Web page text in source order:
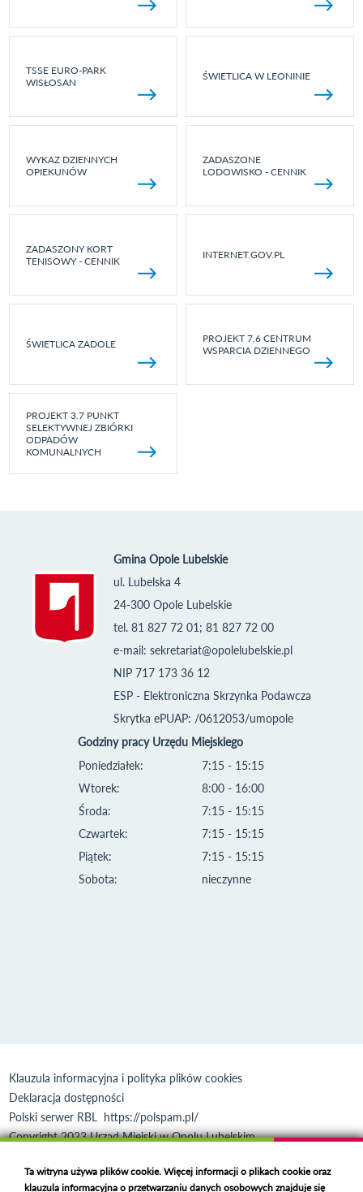
TSSE EURO-PARK
WISŁOSAN
ŚWIETLICA W LEONINIE
WYKAZ DZIENNYCH
OPIEKUNÓW
ZADASZONE
LODOWISKO - CENNIK
ZADASZONY KORT
TENISOWY - CENNIK
INTERNET.GOV.PL
ŚWIETLICA ZADOLE
PROJEKT 7.6 CENTRUM
WSPARCIA DZIENNEGO
PROJEKT 3.7 PUNKT
SELEKTYWNEJ ZBIÓRKI
ODPADÓW
KOMUNALNYCH
Gmina Opole Lubelskie
ul. Lubelska 4
24-300 Opole Lubelskie
tel. 81 827 72 01; 81 827 72 00
e-mail: sekretariat@opolelubelskie.pl
NIP 717 173 36 12
ESP - Elektroniczna Skrzynka Podawcza
Skrytka ePUAP: /0612053/umopole
Godziny pracy Urzędu Miejskiego
Poniedziałek:
Wtorek:
Środa:
Czwartek:
Piątek:
Sobota:
7:15 - 15:15
8:00 - 16:00
7:15 - 15:15
7:15 - 15:15
7:15 - 15:15
nieczynne
Klauzula informacyjna i polityka plików cookies
Deklaracja dostępności
Polski serwer RBL https://polspam.pl/
Copyright 2023 Urząd Miejski w Opolu Lubelskim
Ta witryna używa plików cookie. Więcej informacji o plikach cookie oraz
klauzula informacyjna o przetwarzaniu danych osobowych znajduje się